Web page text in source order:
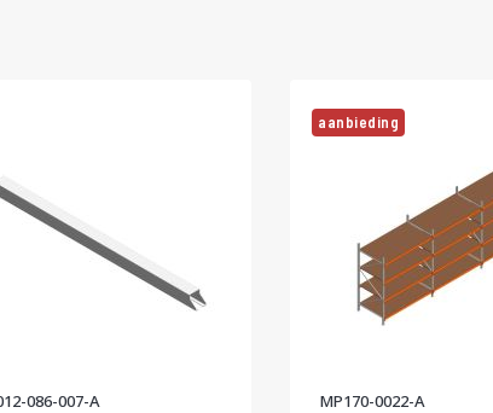
086-007-A
aanbieding
MP170-0022-A